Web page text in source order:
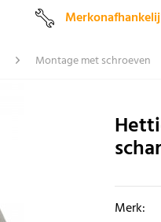
Montage met schroeven
Merk: